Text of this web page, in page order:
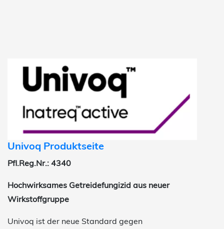
Univoq Produktseite
Pfl.Reg.Nr.: 4340
Hochwirksames Getreidefungizid aus neuer
Wirkstoffgruppe
Univoq ist der neue Standard gegen